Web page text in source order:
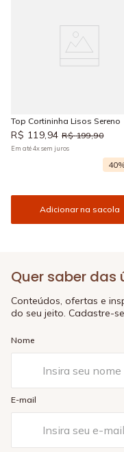
Top Cortininha Lisos Sereno
R$ 119,94 R$ 199,90
Em até4xsem juros
Adicionar na sacola
Quer saber
Conteúdos, ofertas e
do seu jeito. Cadastre-
Nome
E-mail